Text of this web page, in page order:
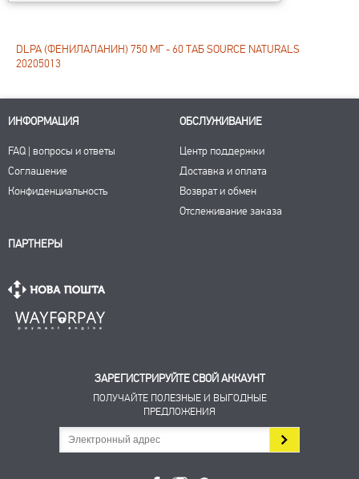
DLPA (ФЕНИЛАЛАНИН) 750 МГ - 60 ТАБ SOURCE NATURALS
20205013
ИНФОРМАЦИЯ
FAQ | вопросы и ответы
Соглашение
Конфиденциальность
ОБСЛУЖИВАНИЕ
Центр поддержки
Доставка и оплата
Возврат и обмен
Отслеживание заказа
ПАРТНЕРЫ
ЗАРЕГИСТРИРУЙТЕ СВОЙ АККАУНТ
ПОЛУЧАЙТЕ ПОЛЕЗНЫЕ И ВЫГОДНЫЕ
ПРЕДЛОЖЕНИЯ